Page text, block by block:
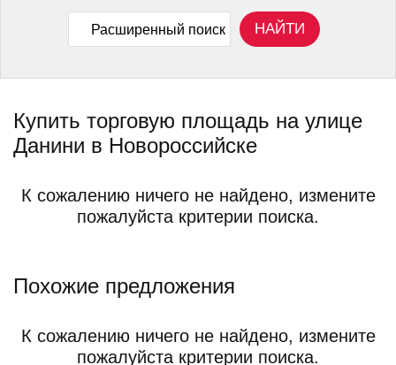
Расширенный поиск НАЙТИ
Купить торговую площадь на улице
Данини в Новороссийске
К сожалению ничего не найдено, измените
пожалуйста критерии поиска.
Похожие предложения
К сожалению ничего не найдено, измените
пожалуйста критерии поиска.